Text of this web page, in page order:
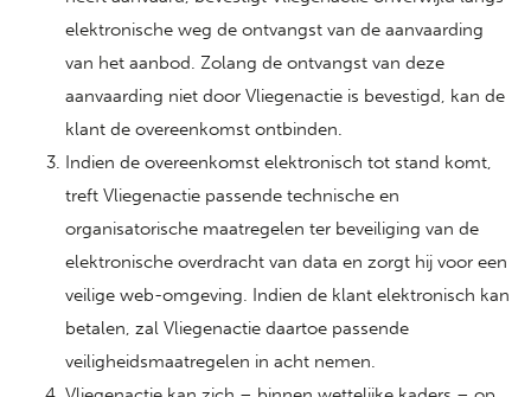
elektronische weg de ontvangst van de aanvaarding
van het aanbod. Zolang de ontvangst van deze
aanvaarding niet door Vliegenactie is bevestigd, kan de
klant de overeenkomst ontbinden.
Indien de overeenkomst elektronisch tot stand komt,
treft Vliegenactie passende technische en
organisatorische maatregelen ter beveiliging van de
elektronische overdracht van data en zorgt hij voor een
veilige web-omgeving. Indien de klant elektronisch kan
betalen, zal Vliegenactie daartoe passende
veiligheidsmaatregelen in acht nemen.